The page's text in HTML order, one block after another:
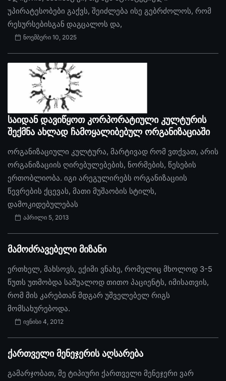
უპირატესობები გაქვს, შეიძლება ისე გებრძოლოს, რომ
რესურსებისგან დაგცალოს და,
ნოემბერი 10, 2025
საიდან დავიწყოთ კორპორატიული კულტურის
შექმნა ახლად ჩამოყალიბებულ ორგანიზაციაში
ორგანიზაციული კულტურა, მარტივად რომ ვთქვათ, არის
ორგანიზაციის ღირებულებების, ნორმების, წესების
ერთობლიობა. იგი არეგულირებს ორგანიზაციის
წევრების ქცევას, მათი მუშაობის სტილს,
დამოკიდებულებას
აპრილი 5, 2013
მამოძრავებელი მიზანი
ერთხელ, მახსოვს, ექიმი ვნახე, რომელიც მხოლოდ 3-5
წუთს უთმობდა საშუალოდ თითო პაციენტს, იმისათვის,
რომ მის კარებთან მდგარ უშველებელ რიგს
მომსახურებოდა.
ივნისი 4, 2012
ქართველი მენეჯერის აღსარება
გამარჯობათ, მე ტიპიური ქართველი მენეჯერი ვარ